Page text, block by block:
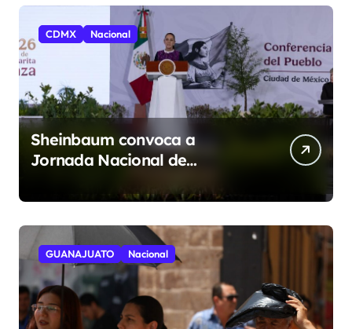
CDMX Nacional
Sheinbaum convoca a
Jornada Nacional de
GUANAJUATO Nacional